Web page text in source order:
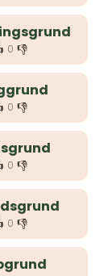
0 👎
0 👎
0 👎
0 👎